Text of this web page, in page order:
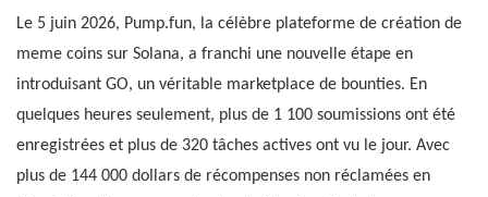
Le 5 juin 2026, Pump.fun, la célèbre plateforme de création de
meme coins sur Solana, a franchi une nouvelle étape en
introduisant GO, un véritable marketplace de bounties. En
quelques heures seulement, plus de 1 100 soumissions ont été
enregistrées et plus de 320 tâches actives ont vu le jour. Avec
plus de 144 000 dollars de récompenses non réclamées en